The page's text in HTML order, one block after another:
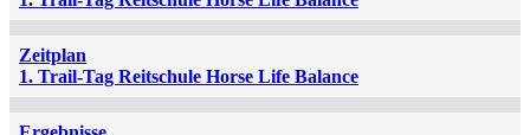
Zeitplan
1. Trail-Tag Reitschule Horse Life Balance